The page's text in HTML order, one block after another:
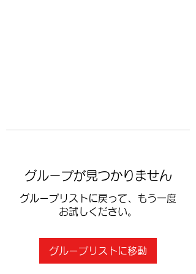
グループが見つかりません
グループリストに戻って、もう一度
お試しください。
グループリストに移動